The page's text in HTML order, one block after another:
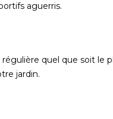
aguerris.
quel que soit le
jardin.